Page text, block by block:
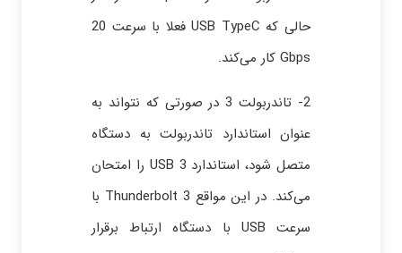
حالی که USB TypeC فعلا با سرعت 20
Gbps کار می‌کند.
2- تاندربولت 3 در صورتی که نتواند به
عنوان استاندارد تاندربولت به دستگاه
متصل شود، استاندارد USB 3 را امتحان
می‌کند. در این مواقع Thunderbolt 3 با
سرعت USB با دستگاه ارتباط برقرار